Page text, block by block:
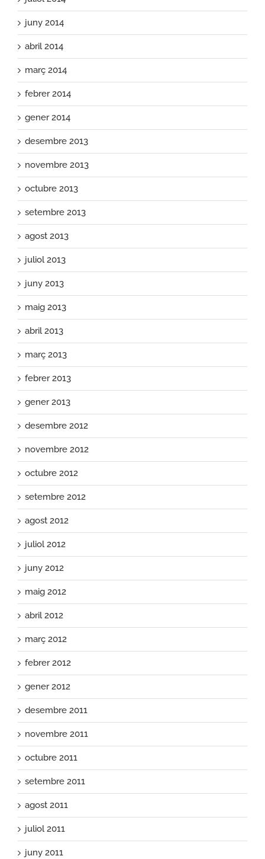
juny 2014
abril 2014
març 2014
febrer 2014
gener 2014
desembre 2013
novembre 2013
octubre 2013
setembre 2013
agost 2013
juliol 2013
juny 2013
maig 2013
abril 2013
març 2013
febrer 2013
gener 2013
desembre 2012
novembre 2012
octubre 2012
setembre 2012
agost 2012
juliol 2012
juny 2012
maig 2012
abril 2012
març 2012
febrer 2012
gener 2012
desembre 2011
novembre 2011
octubre 2011
setembre 2011
agost 2011
juliol 2011
juny 2011